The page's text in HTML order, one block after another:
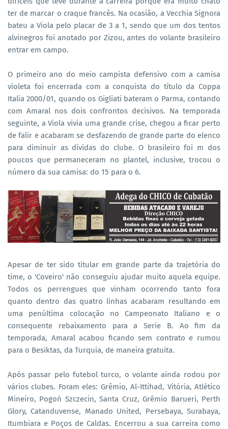
ter de marcar o craque francês. Na ocasião, a Vecchia Signora
bateu a Viola pelo placar de 3 a 1, sendo que um dos tentos
alvinegros foi anotado por Zizou, antes do volante brasileiro
entrar em campo.
O primeiro ano do meio campista defensivo com a camisa
violeta foi encerrada com a conquista do título da Coppa
Italia 2000/01, quando os Gigliati bateram o Parma, contando
com Amaral nos dois confrontos decisivos. Na temporada
seguinte, a Viola vivia uma grande crise, chegou a ficar perto
de falir e acabaram se desfazendo de grande parte do elenco
para diminuir as dívidas do clube. O brasileiro foi m dos
poucos que permaneceram no plantel, inclusive, trocou o
número da sua camisa: do 15 para o 6.
Apesar de ter sido titular em grande parte da trajetória do
time, o 'Coveiro' não conseguiu ajudar muito aquela equipe.
Todos os perrengues que vinham ocorrendo tanto fora
quanto dentro das quatro linhas acabaram resultando em
uma penúltima colocação no Campeonato Italiano e o
consequente rebaixamento para a Serie B. Ao fim da
temporada, Amaral acabou ficando sem contrato e rumou
para o Besiktas, da Turquia, de maneira gratuita.
Após passar pelo futebol turco, o volante ainda rodou por
vários clubes. Foram eles: Grêmio, Al-Ittihad, Vitória, Atlético
Mineiro, Pogoń Szczecin, Santa Cruz, Grêmio Barueri, Perth
Glory, Catanduvense, Manado United, Persebaya, Surabaya,
Itumbiara e Poços de Caldas. Encerrou a sua carreira como